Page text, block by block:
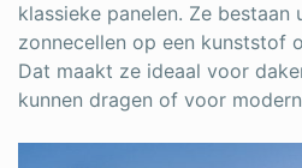
klassieke panelen. Ze bestaan
zonnecellen op een kunststof
Dat maakt ze ideaal voor
kunnen dragen of voor